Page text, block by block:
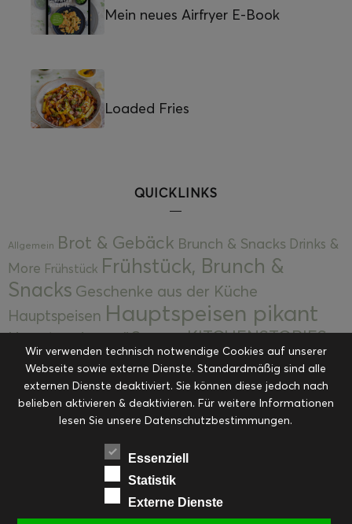
Mein neues Airfryer E-Book
Loaded Fries
QUICKLINKS
Allgemein Brot & Gebäck Brunch & Snacks Drinks &
More Frühstück Frühstück, Brunch &
Snacks Geschenke aus der Küche
Hauptspeisen Hauptspeisen pikant
Hauptspeisen süßKekseKITCHENSTORIES
Kuchen, Torten & Desserts Kuchen und
Desserts Kulinarik Kulinarische Mitbringsel &
Eingemachtes Ohne Kategorie Ostern Resteküche
RezepteSaisonalSliderStartseite
Suppen, Salate & Vorspeisen
Vorspeisen, Salate & Suppen
Weihnachten Workshops & Events
Wir verwenden technisch notwendige Cookies auf unserer
Webseite sowie externe Dienste. Standardmäßig sind alle
externen Dienste deaktiviert. Sie können diese jedoch nach
belieben aktivieren & deaktivieren. Für weitere Informationen
lesen Sie unsere Datenschutzbestimmungen.
Essenziell
Statistik
Externe Dienste